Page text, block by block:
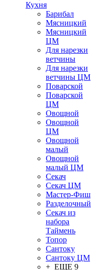
Кухня
Барибал
Мясницкий
Мясницкий
ЦМ
Для нарезки
ветчины
Для нарезки
ветчины ЦМ
Поварской
Поварской
ЦМ
Овощной
Овощной
ЦМ
Овощной
малый
Овощной
малый ЦМ
Секач
Секач ЦМ
Мастер-Фиш
Разделочный
Секач из
набора
Таймень
Топор
Сантоку
Сантоку ЦМ
+ ЕЩЕ 9